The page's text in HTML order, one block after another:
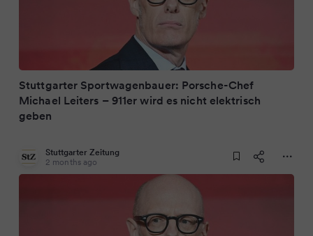
Stuttgarter Sportwagenbauer: Porsche-Chef
Michael Leiters – 911er wird es nicht elektrisch
geben
Stuttgarter Zeitung
2 months ago